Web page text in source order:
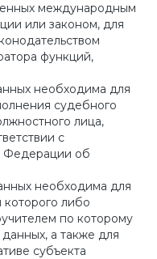
международным
или законом, для
функций,
необходима для
судебного
лица,
с
Федерации об
необходима для
либо
по которому
а также для
субъекта